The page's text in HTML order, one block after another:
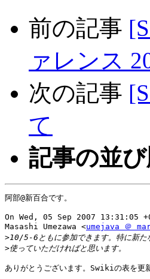
前の記事
ァレンス
次の記事
て
記事の並
阿部@新百合です。
On Wed, 05 Sep 2007 13:31:05
Masashi Umezawa <umejava ＠
>
>
ありがとうございます。Swikiの表を更